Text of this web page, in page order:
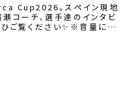
Cup2026。スペイン現地
コーチ、選手達のインタビ
ご覧ください✨※音量にご